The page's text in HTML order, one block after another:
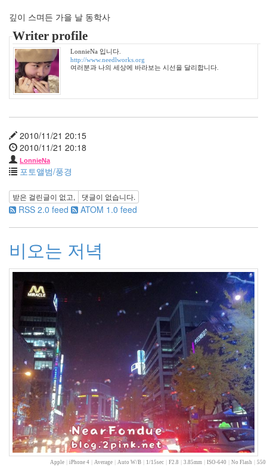
깊이 스며든 가을 날 동학사
Writer profile
LonnieNa 입니다.
http://www.needlworks.org
여러분과 나의 세상에 바라보는 시선을 달리합니다.
2010/11/21 20:15
2010/11/21 20:18
LonnieNa
포토앨범/풍경
받은 걸린글이 없고, 댓글이 없습니다.
RSS 2.0 feed ATOM 1.0 feed
비오는 저녁
Apple iPhone 4 Average Auto W/B 1/15sec F2.8 3.85mm ISO-640 No Flash 550
2004
년
48
2004
년
7
월
2004
8
월
34
2005
년
44
2005
월
1
2005
4
2005
년
월
1
2005
년
9
월
3
2005